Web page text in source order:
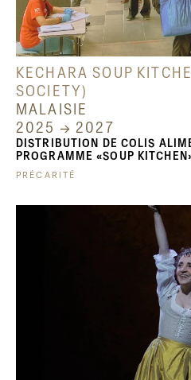
KECHARA SOUP
SOCIETY)
MALAISIE
2025 → 2027
DISTRIBUTION DE COLIS
PROGRAMME «SOUP
PRÉCARITÉ